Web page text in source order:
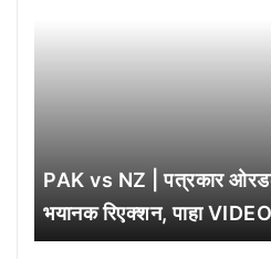
PAK vs NZ | पत्रकार
भयानक रिएक्शन, पाहा VIDEO